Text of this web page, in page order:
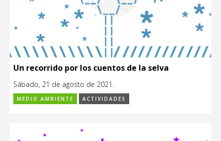
Un recorrido por los cuentos de la selva
Sábado, 21 de agosto de 2021.
MEDIO AMBIENTE ACTIVIDADES